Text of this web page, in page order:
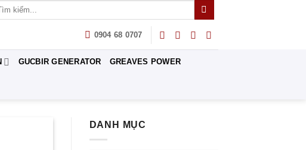
0904 68 0707
GUCBIR GENERATOR GREAVES POWER
DANH MỤC